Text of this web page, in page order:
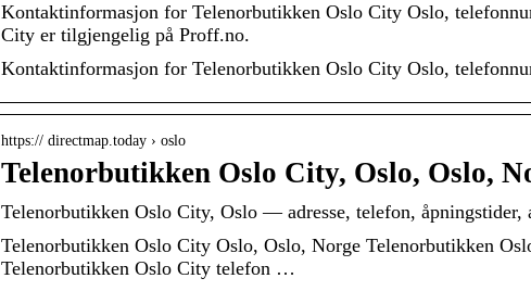
Kontaktinformasjon for Telenorbutikken Oslo City Oslo,
City er tilgjengelig på Proff.no.
Kontaktinformasjon for Telenorbutikken Oslo City Oslo,
https:// directmap.today › oslo
Telenorbutikken Oslo City, Oslo, Oslo,
Telenorbutikken Oslo City, Oslo — adresse, telefon, åpningstider,
Telenorbutikken Oslo City Oslo, Oslo, Norge Telenorbutikken
Telenorbutikken Oslo City telefon …